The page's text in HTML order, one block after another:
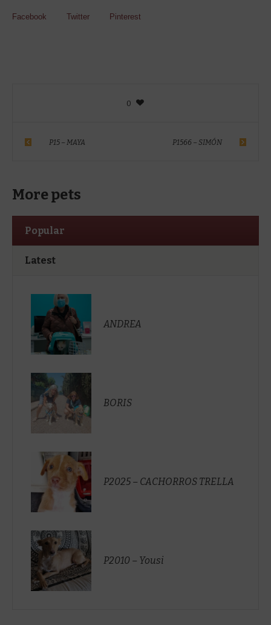
Facebook Twitter Pinterest
0
P15 – MAYA P1566 – SIMÓN
More pets
Popular
Latest
ANDREA
BORIS
P2025 – CACHORROS TRELLA
P2010 – Yousi